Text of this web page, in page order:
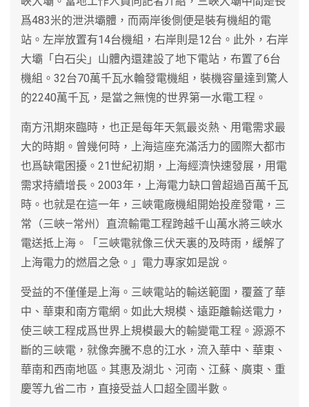
爲483米的泄洪壩體，而兩岸後側便是裝有機組的電
站。左岸放置有14台機組，右岸則是12台。此外，右岸
大壩「白石尖」山體內還建設了地下電站，布置了6台
機組。32台70萬千瓦水輪發電機組，裝機容量達到驚人
的2240萬千瓦，是當之無愧的世界第一水電工程。
南方汛期來臨時，也正是每年天氣最炎熱、用電需求最
大的時期。曾幾何時，上海這座充滿活力的國際大都市
也爲缺電困擾。21世紀初期，上海經濟快速發展，用電
需求持續增長。2003年，上海電力缺口曾超過百萬千瓦
時。也就是在這一年，三峽電廠機組開始投産發電，三
常（三峽—常州）直流輸電工程跨越千山萬水將三峽水
電送抵上海。「三峽電就像三伏天裏的及時雨，緩解了
上海電力的燃眉之急。」電力專家如是說。
受益的不僅僅是上海。三峽電站的輸送範圍，覆蓋了華
中、華東和南方電網。如此大規模、遠距離輸送電力，
使三峽工程成爲世界上規模最大的輸變電工程。源源不
斷的三峽電，就像奔騰不息的江水，流入華中、華東、
華南和西南地區。其惠及湖北、河南、江蘇、廣東、重
慶等九省二市，直接受益人口超全國半數。